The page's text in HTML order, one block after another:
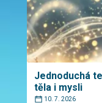
Jednoduchá
těla i mysli
10. 7. 2026